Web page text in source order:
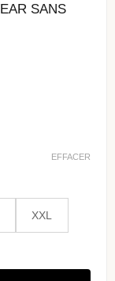
SANS
XXL
EFFACER
sans manches